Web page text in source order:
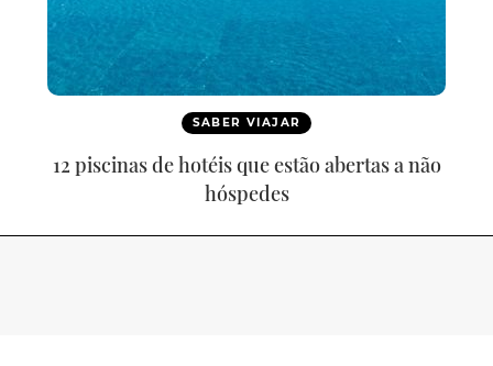
SABER VIAJAR
12 piscinas de hotéis que estão abertas a não
hóspedes